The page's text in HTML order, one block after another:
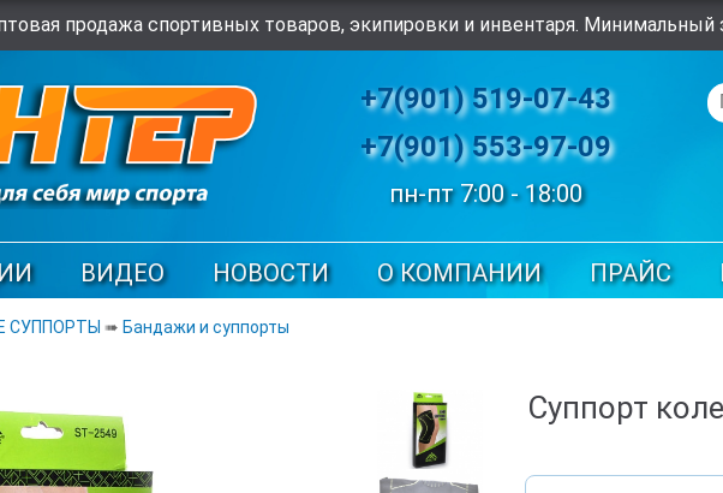
продажа спортивных товаров, экипировки и инвентаря. Минимальный
+7(901) 519-07-43
+7(901) 553-97-09
пн-пт 7:00 - 18:00
ВИДЕО НОВОСТИ О КОМПАНИИ ПРАЙС
СУППОРТЫ ➠ Бандажи и суппорты
Суппорт